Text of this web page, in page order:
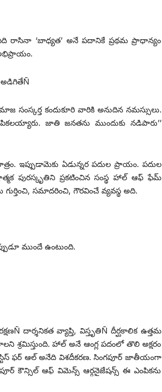
రాసినా ‘బాధ్యత’ అనే పదానికే ప్రథమ ప్రాధాన్యం
అడిగితేÑ
సంస్కర్త కందుకూరి వారికి అనుదిన నమస్సులు.
జాతి జనతను ముందుకు నడిపారు’’
ఇప్పుడామెకు ఏడున్నర పదుల ప్రాయం. పదుల
పురస్కృతిని ప్రకటించిన సంస్థ హాల్‌ ఆఫ్‌ ఫేమ్‌
సమాదరించి, గౌరవించే వ్యవస్థ అది.
ముందే ఉంటుంది.
దార్శనికత వ్యాప్తి, విస్తృతిÑ దీర్ఘకాలిక ఉత్తమ
హాల్‌ అనే ఆంగ్ల పదంలో తొలి అక్షరం
ఫర్‌ ఆల్‌ అనేది విశదీకరణ. సింగపూర్‌ జాతీయంగా
కౌన్సిల్‌ ఆఫ్‌ విమెన్స్‌ ఆర్గనైజేషన్స్‌ ఈ ఎంపికను